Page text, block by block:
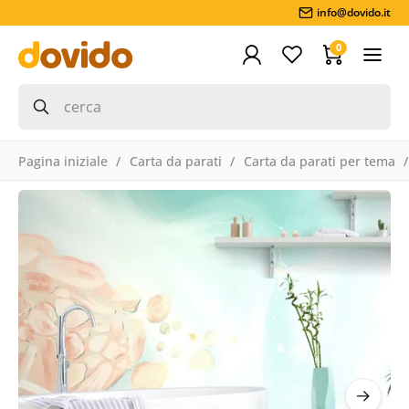
info@dovido.it
0
Pagina iniziale Carta da parati Carta da parati per tema